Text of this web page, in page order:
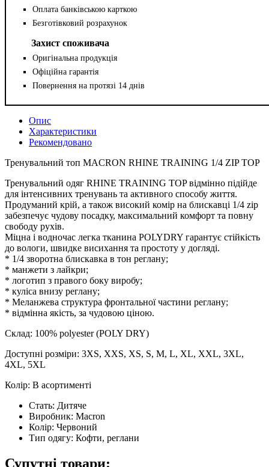
Оплата банківською карткою
Безготівковий розрахунок
Захист споживача
Оригінальна продукція
Офіційна гарантія
Повернення на протязі 14 днів
Опис
Характеристики
Рекомендовано
Тренувальний топ MACRON RHINE TRAINING 1/4 ZIP TOP
Тренувальний одяг RHINE TRAINING TOP відмінно підійде
для інтенсивних тренувань та активного способу життя.
Продуманий крій, а також високий комір на блискавці 1/4 zip
забезпечує чудову посадку, максимальний комфорт та повну
свободу рухів.
Міцна і водночас легка тканина POLYDRY гарантує стійкість
до вологи, швидке висихання та простоту у догляді.
* 1/4 зворотна блискавка в тон реглану;
* манжети з лайкри;
* логотип з правого боку виробу;
* куліса внизу реглану;
* Меланжева структура фронтальної частини реглану;
* відмінна якість, за чудовою ціною.
Склад: 100% polyester (POLY DRY)
Доступні розміри: 3XS, XXS, XS, S, M, L, XL, XXL, 3XL,
4XL, 5XL
Колір: В асортименті
Стать: Дитяче
Виробник: Macron
Колір: Червоний
Тип одягу: Кофти, реглани
Супутні товари: